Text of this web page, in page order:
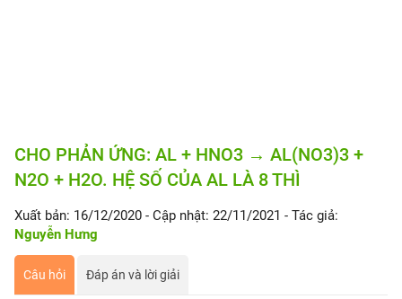
CHO PHẢN ỨNG: AL + HNO3 → AL(NO3)3 +
N2O + H2O. HỆ SỐ CỦA AL LÀ 8 THÌ
Xuất bản: 16/12/2020 - Cập nhật: 22/11/2021 - Tác giả:
Nguyễn Hưng
Câu hỏi Đáp án và lời giải